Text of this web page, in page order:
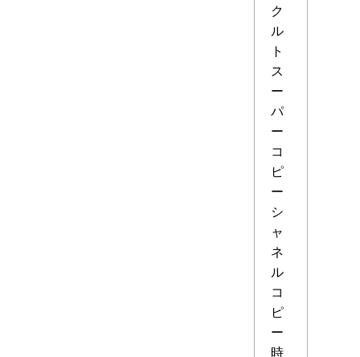
ク
ル
ト
ス
ー
パ
ー
コ
ピ
ー
シ
ャ
ネ
ル
コ
ピ
ー
時